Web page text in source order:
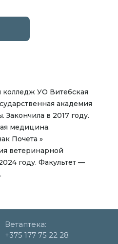
УО Витебская
академия
в 2017 году.
медицина.
Почета »
ветеринарной
году. Факультет —
Ветаптека:
+375 177 75 22 28